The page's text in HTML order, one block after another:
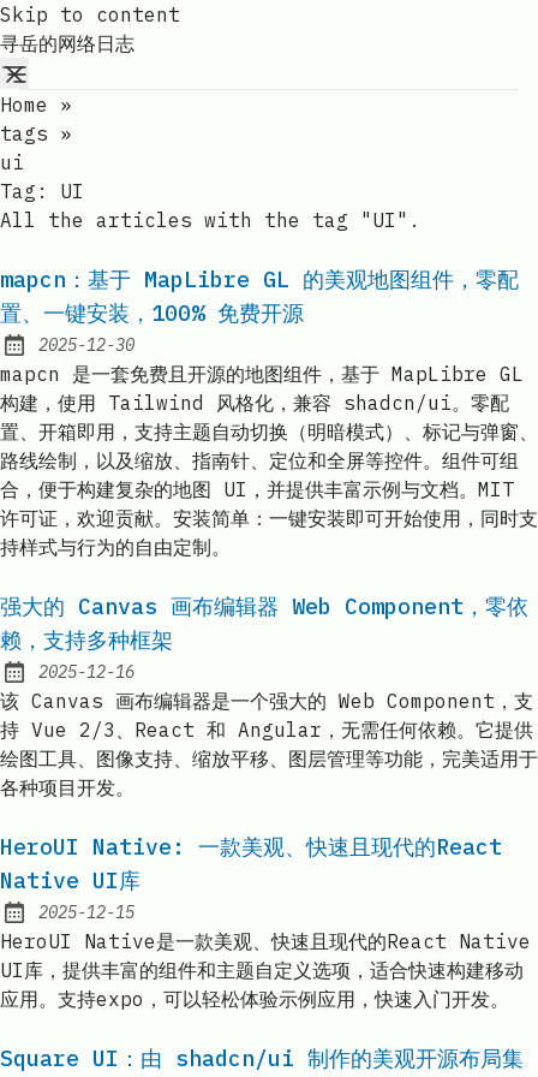
Skip to content
寻岳的网络日志
Home
»
tags »
ui
Tag: UI
All the articles with the tag "UI".
mapcn：基于 MapLibre GL 的美观地图组件，零配
置、一键安装，100% 免费开源
Published:
2025-12-30
mapcn 是一套免费且开源的地图组件，基于 MapLibre GL
构建，使用 Tailwind 风格化，兼容 shadcn/ui。零配
置、开箱即用，支持主题自动切换（明暗模式）、标记与弹窗、
路线绘制，以及缩放、指南针、定位和全屏等控件。组件可组
合，便于构建复杂的地图 UI，并提供丰富示例与文档。MIT
许可证，欢迎贡献。安装简单：一键安装即可开始使用，同时支
持样式与行为的自由定制。
强大的 Canvas 画布编辑器 Web Component，零依
赖，支持多种框架
Published:
2025-12-16
该 Canvas 画布编辑器是一个强大的 Web Component，支
持 Vue 2/3、React 和 Angular，无需任何依赖。它提供
绘图工具、图像支持、缩放平移、图层管理等功能，完美适用于
各种项目开发。
HeroUI Native: 一款美观、快速且现代的React
Native UI库
Published:
2025-12-15
HeroUI Native是一款美观、快速且现代的React Native
UI库，提供丰富的组件和主题自定义选项，适合快速构建移动
应用。支持expo，可以轻松体验示例应用，快速入门开发。
Square UI：由 shadcn/ui 制作的美观开源布局集